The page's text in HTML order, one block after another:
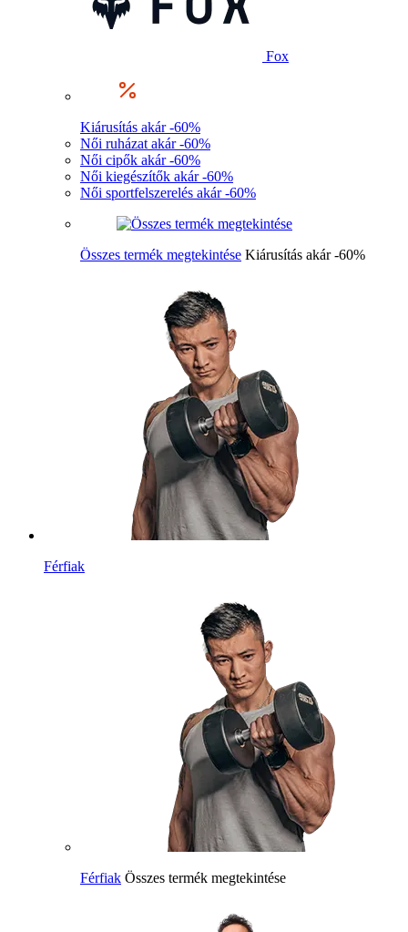
Fox
Kiárusítás akár -60%
Női ruházat akár -60%
Női cipők akár -60%
Női kiegészítők akár -60%
Női sportfelszerelés akár -60%
Összes termék megtekintése Kiárusítás akár -60%
Férfiak
Férfiak Összes termék megtekintése